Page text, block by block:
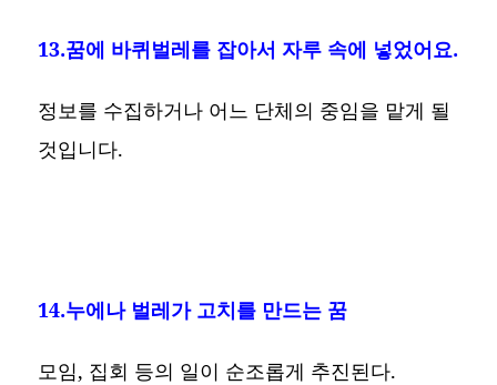
13.꿈에 바퀴벌레를 잡아서 자루 속에 넣었어요.
정보를 수집하거나 어느 단체의 중임을 맡게 될
것입니다.
14.누에나 벌레가 고치를 만드는 꿈
모임, 집회 등의 일이 순조롭게 추진된다.